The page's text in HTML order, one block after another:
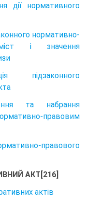
дії нормативного
нормативно-
і значення
підзаконного
та набрання
правовим
правового
АКТ[216]
актів